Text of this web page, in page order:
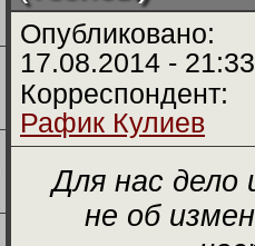
Опубликовано:
17.08.2014 - 21:33
Корреспондент:
Рафик Кулиев
Для нас дело
не об